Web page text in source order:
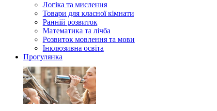
Логіка та мислення
Товари для класної кімнати
Ранній розвиток
Математика та лічба
Розвиток мовлення та мови
Інклюзивна освіта
Прогулянка